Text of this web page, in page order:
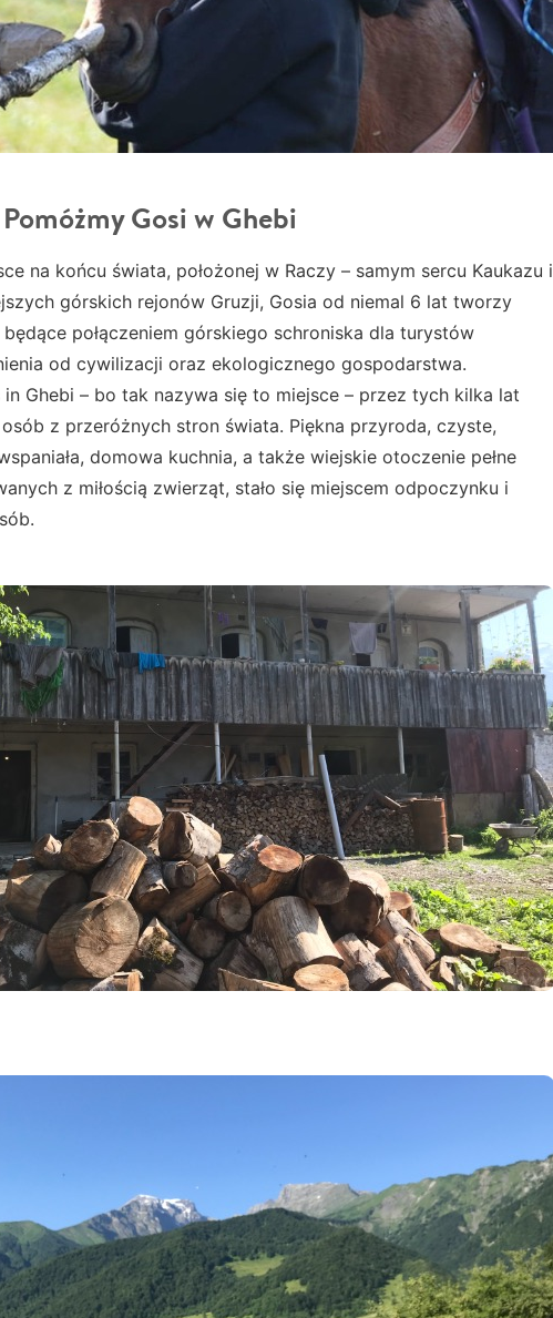
Gosi w Ghebi
na końcu świata, położonej w Raczy – samym sercu Kaukazu i
górskich rejonów Gruzji, Gosia od niemal 6 lat tworzy
połączeniem górskiego schroniska dla turystów
od cywilizacji oraz ekologicznego gospodarstwa.
Ghebi – bo tak nazywa się to miejsce – przez tych kilka lat
z przeróżnych stron świata. Piękna przyroda, czyste,
domowa kuchnia, a także wiejskie otoczenie pełne
z miłością zwierząt, stało się miejscem odpoczynku i